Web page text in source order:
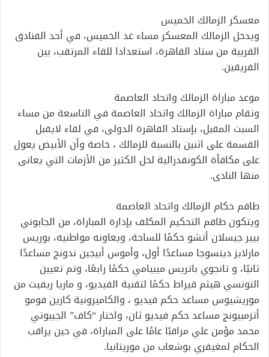
معسكر الزمالك الخميس
ويدخل الزمالك المعسكر مساء غد الخميس، في أحد الفنادق
القريبة من ستاد القاهرة، استعدادا للقاء المرتقب، بين
الفريقين.
موعد مباراة الزمالك واتحاد العاصمة
وتقام مباراة الزمالك واتحاد العاصمة في التاسعة من مساء
السبت المقبل، بإستاد القاهرة الدولى، في لقاء لايقبل
القسمة على اثنين بالنسبة للزمالك ، خاصة وأن الأبيض يعول
على مكافأة الكونفدرالية لحل الكثير من الأزمات التي يعانى
منها النادى.
طاقم حكام الزمالك واتحاد العاصمة
ويتكون طاقم التحكيم المكلف بإدارة المباراة، من الجابوني
بيير جيسلان أتشو حكمًا للساحة، ويعاونه مواطنيه، بوريس
مارلايز ديتسوجا مساعدًا أول، وأموس أبيجين ندونج مساعدًا
ثانيًا، و تانجوي باتريس ميبيامي حكمًا رابعًا، وتم تعيين
التونسي هيثم قيراط حكمًا لتقنية الفيديو، و ماريا ريفيت من
موريشيوس مساعد حكم فيديو ، والكاميرونية كارين فومو
أتزمبيونج مساعد حكم فيديو ثان، واختار “كاف” الجيبوتي
محمد مؤمن علي مراقبًا عامًا على المباراة، في حين يراقب
الحكام لمغيفري بوشعاب من موريتانيا.